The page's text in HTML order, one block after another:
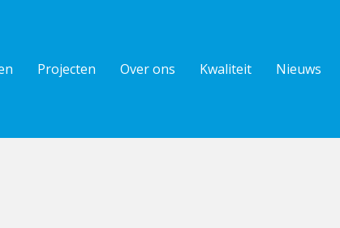
Projecten Over ons Kwaliteit Nieuws